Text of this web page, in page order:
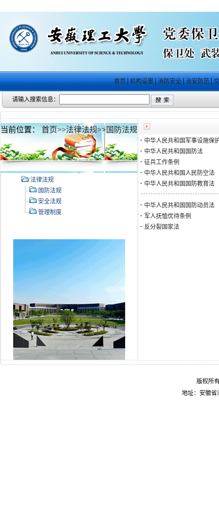
首页|机构设置|消防安全|治安防范|
请输入搜索信息：
当前位置：首页>>法律法规>>国防法规
法律法规
国防法规
安全法规
管理制度
· 中华人民共和国军事设施保
· 中华人民共和国国防法
· 征兵工作条例
· 中华人民共和国人民防空法
· 中华人民共和国国防教育法
· 中华人民共和国国防动员法
· 军人抚恤优待条例
· 反分裂国家法
版权所
地址：安徽省